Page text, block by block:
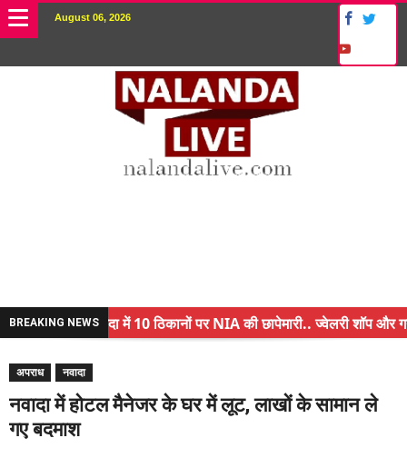
August 06, 2026
BREAKING NEWSनालंदा में 10 ठिकानों पर NIA की छापेमारी.. ज्वेलरी शॉप और गन
अंचल पदाधिकारी (CO) बर्खास्त.. फर्जीवाड़ा कर पाई थी नौकरी..
घूसखोर अफसरों पर एक्शन.. दो-दो अफसर घूस लेते गिरफ्तार
अपराध नवादा
नवादा में होटल मैनेजर के घर में लूट, लाखों के सामान ले
गए बदमाश